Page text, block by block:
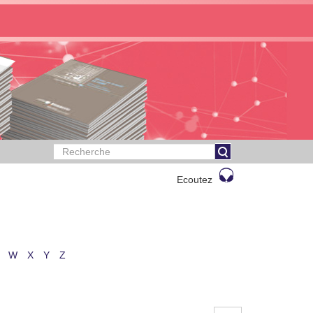
Ecoutez
W X Y Z